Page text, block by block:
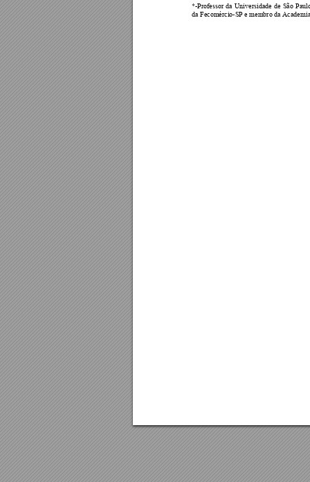
*-Professor da Universidade de São
da Fecomércio-SP e membro da Acade